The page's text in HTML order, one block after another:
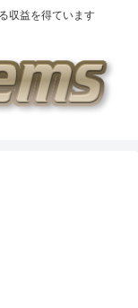
収益を得ています